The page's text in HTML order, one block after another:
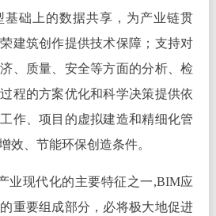
基础上的数据共享，为产业链贯
建筑创作提供技术保障；支持对
、质量、安全等方面的分析、检
程的方案优化和科学决策提供依
作、项目的虚拟建造和精细化管
效、节能环保创造条件。
业现代化的主要特征之一,BIM应
重要组成部分，必将极大地促进